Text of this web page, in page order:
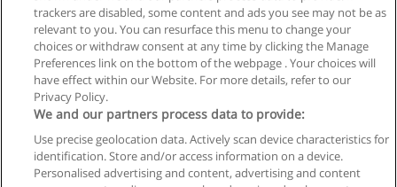
Solicitar informações
Regras de uso
Privacidade de dados
Entrar em contato com Educaedu
trackers are disabled, some content and ads you see may not be as
relevant to you. You can resurface this menu to change your
choices or withdraw consent at any time by clicking the Manage
Preferences link on the bottom of the webpage . Your choices will
have effect within our Website. For more details, refer to our
Privacy Policy.
We and our partners process data to provide:
Use precise geolocation data. Actively scan device characteristics for
identification. Store and/or access information on a device.
Personalised advertising and content, advertising and content